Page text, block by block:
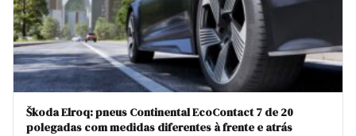
Škoda Elroq: pneus Continental EcoContact 7 de 20
polegadas com medidas diferentes à frente e atrás